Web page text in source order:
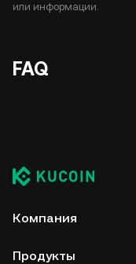
или информации.
FAQ
Компания
Продукты